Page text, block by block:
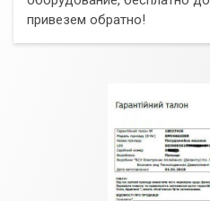
привезем обратно!